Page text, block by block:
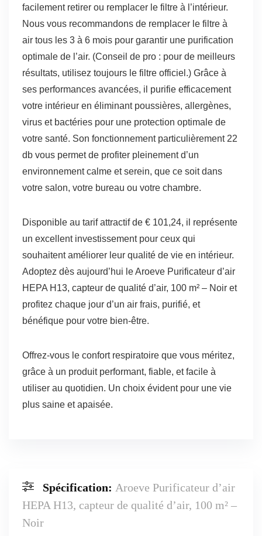
facilement retirer ou remplacer le filtre à l’intérieur.
Nous vous recommandons de remplacer le filtre à
air tous les 3 à 6 mois pour garantir une purification
optimale de l’air. (Conseil de pro : pour de meilleurs
résultats, utilisez toujours le filtre officiel.) Grâce à
ses performances avancées, il purifie efficacement
votre intérieur en éliminant poussières, allergènes,
virus et bactéries pour une protection optimale de
votre santé. Son fonctionnement particulièrement 22
db vous permet de profiter pleinement d’un
environnement calme et serein, que ce soit dans
votre salon, votre bureau ou votre chambre.
Disponible au tarif attractif de € 101,24, il représente
un excellent investissement pour ceux qui
souhaitent améliorer leur qualité de vie en intérieur.
Adoptez dès aujourd’hui le Aroeve Purificateur d’air
HEPA H13, capteur de qualité d’air, 100 m² – Noir et
profitez chaque jour d’un air frais, purifié, et
bénéfique pour votre bien-être.
Offrez-vous le confort respiratoire que vous méritez,
grâce à un produit performant, fiable, et facile à
utiliser au quotidien. Un choix évident pour une vie
plus saine et apaisée.
Spécification: Aroeve Purificateur d’air
HEPA H13, capteur de qualité d’air, 100 m² –
Noir